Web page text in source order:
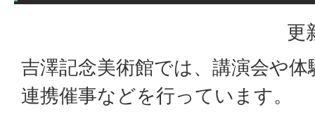
更
吉澤記念美術館では、講演会や
連携催事などを行っています。